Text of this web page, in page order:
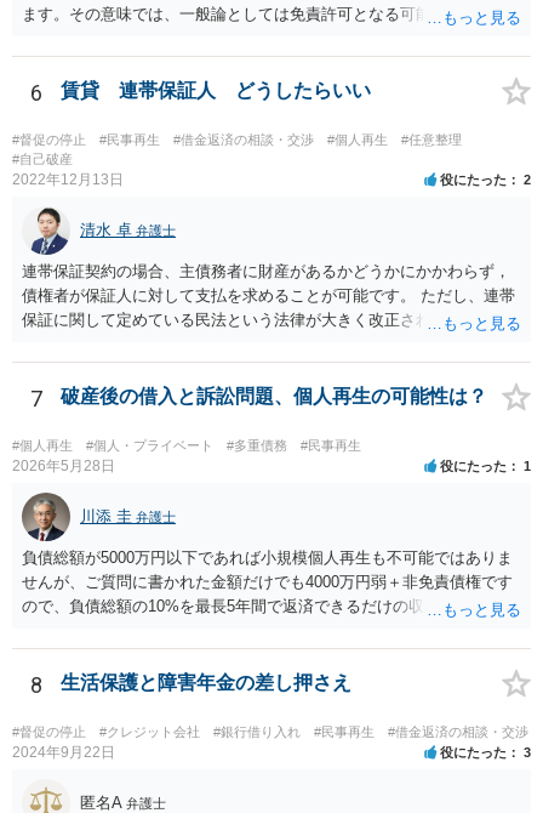
ます。その意味では、一般論としては免責許可となる可能性が全くな
あるのかといった個別事案の問題については、詳しい情報がないため
回答できません。最も事情をよく知っているのは申立代理人だと思い
う。
6 賃貸 連帯保証人 どうしたらいい
#督促の停止 #民事再生 #借金返済の相談・交渉 #個人再生
#任意整理
#自己破産
2022年12月13日 役にたった 2
清水 卓 弁護士
連帯保証契約の場合、主債務者に財産があるかどうかにかかわらず，
債権者が保証人に対して支払を求めることが可能です。 ただし、連帯
保証に関して定めている民法という法律が大きく改正され、2020年4月
たが連帯保証人になった時期は、この民法改正後の可能性がありま
す。 そのため、連帯保証人になった際に締結した（署名や捺印をし
まいの地域の弁護士に直接相談し、適切なアドバイスを受けてみるこ
とをご検討下さい（改正民法が適用される事案の場合、参考のパンフ
レットに記載されているように、極度額（上限額）の定めのない個人
の根保証契約にあたり、無効となる可能性もあります）。 なお、手
もとに契約書がない場合には、相手の弁護士に、あなたが連帯保証人
と記載されている契約書のコピーの提供を求めてみましょう。 （参
考）民法改正のパンフレット（保証乃ルール）法務省 https://www.moj.
go.jp/content/001254262.pdf
7 破産後の借入と訴訟問題、個人再生の可能性は？
#個人再生 #個人・プライベート #多重債務 #民事再生
2026年5月28日 役にたった 1
川添 圭 弁護士
負債総額が5000万円以下であれば小規模個人再生も不可能ではありま
せんが、ご質問に書かれた金額だけでも4000万円弱＋非免責債権です
ので、負債総額の10%を最長5年間で返済できるだけの収入があるのか
クリアできるか（具体的には負債総額の過半数を占める債権者がいる
かどうか、債権者が力を合わせて不同意に持っていく可能性がないか
ので、弁護士へ直接相談した方がよいと思います。
8 生活保護と障害年金の差し押さえ
#督促の停止 #クレジット会社 #銀行借り入れ #民事再生 #借金返済の相談・交渉
2024年9月22日 役にたった 3
匿名A 弁護士